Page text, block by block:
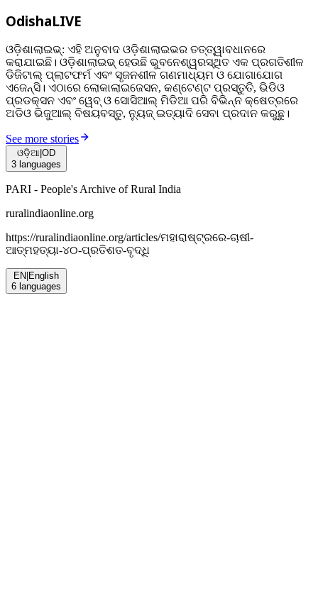
OdishaLIVE
ଓଡ଼ିଶାଲାଇଭ୍: ଏହି ଅନୁବାଦ ଓଡ଼ିଶାଲାଇଭର ତତ୍ତ୍ୱାବଧାନରେ
କରାଯାଇଛି। ଓଡ଼ିଶାଲାଇଭ୍ ହେଉଛି ଭୁବନେଶ୍ୱରସ୍ଥିତ ଏକ ପ୍ରଗତିଶୀଳ
ଡିଜିଟାଲ୍ ପ୍ଲାଟଫର୍ମ ଏବଂ ସୃଜନଶୀଳ ଗଣମାଧ୍ୟମ ଓ ଯୋଗାଯୋଗ
ଏଜେନ୍ସି। ଏଠାରେ ଲୋକାଲାଇଜେସନ, କଣ୍ଟେଣ୍ଟ ପ୍ରସ୍ତୁତି, ଭିଡିଓ
ପ୍ରଡକ୍ସନ ଏବଂ ୱେବ୍ ଓ ସୋସିଆଲ୍ ମିଡିଆ ପରି ବିଭିନ୍ନ କ୍ଷେତ୍ରରେ
ଅଡିଓ ଭିଜୁଆଲ୍‌ ବିଷୟବସ୍ତୁ, ନ୍ୟୁଜ୍ ଇତ୍ୟାଦି ସେବା ପ୍ରଦାନ କରୁଛୁ।
See more stories
ଓଡ଼ିଆ OD
3 languages
PARI - People's Archive of Rural India
ruralindiaonline.org
https://ruralindiaonline.org/articles/ମହାରାଷ୍ଟ୍ରରେ-ଚାଷୀ-
ଆତ୍ମହତ୍ୟା-୪୦-ପ୍ରତିଶତ-ବୃଦ୍ଧି
EN English
6 languages